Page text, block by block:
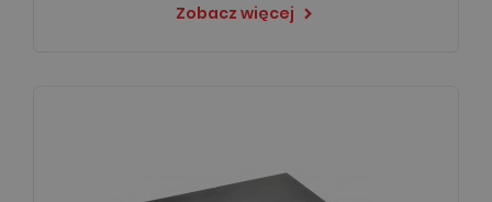
Zobacz więcej keyboard_arrow_right